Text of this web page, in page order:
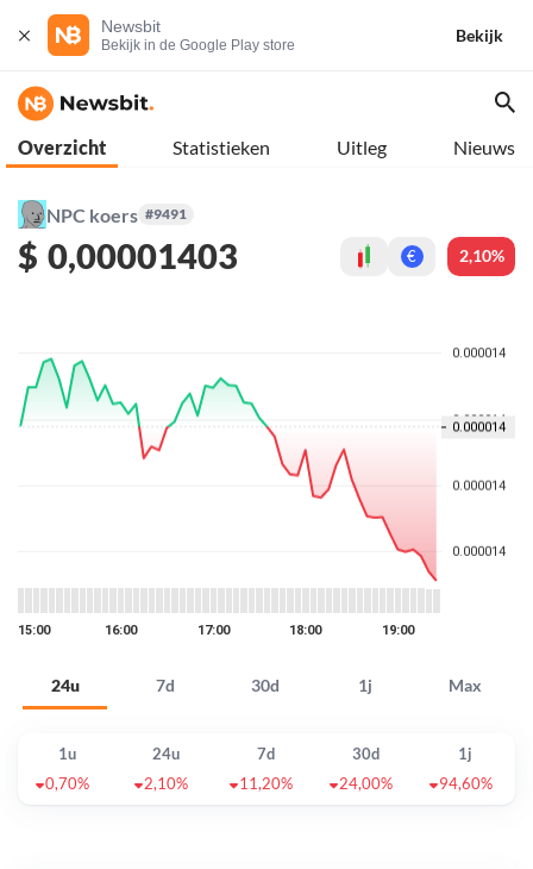
Newsbit
Bekijk in de Google Play store
Bekijk
Overzicht Statistieken Uitleg Nieuws
NPC koers #9491
$ 0,00001403 € 2,10%
24u 7d 30d 1j Max
1u 24u 7d 30d
1j
0,70%
2,10% 11,20% 24,00% 94,60%